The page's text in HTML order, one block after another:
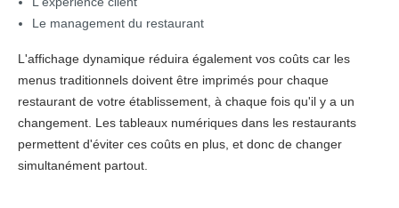
Le management du restaurant
L'affichage dynamique réduira également vos coûts car les
menus traditionnels doivent être imprimés pour chaque
restaurant de votre établissement, à chaque fois qu'il y a un
changement. Les tableaux numériques dans les restaurants
permettent d'éviter ces coûts en plus, et donc de changer
simultanément partout.